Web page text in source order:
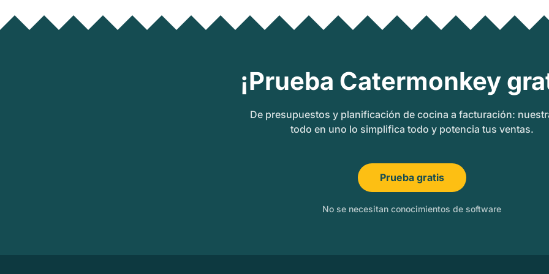
¡Prueba Catermonkey
De presupuestos y planificación de cocina a facturación:
todo en uno lo simplifica todo y potencia tus ventas.
Prueba gratis
No se necesitan conocimientos de software